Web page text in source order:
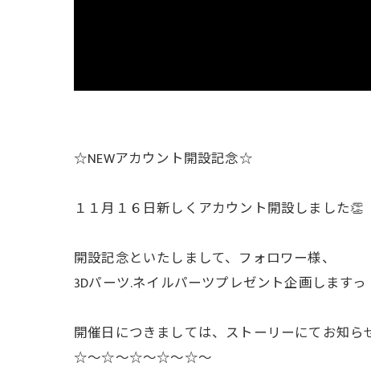
☆NEWアカウント開設記念☆
１１月１６日新しくアカウント開設しました👏
開設記念といたしまして、フォロワー様、
3Dパーツ.ネイルパーツプレゼント企画しますっ
開催日につきましては、ストーリーにてお知
☆〜☆〜☆〜☆〜☆〜